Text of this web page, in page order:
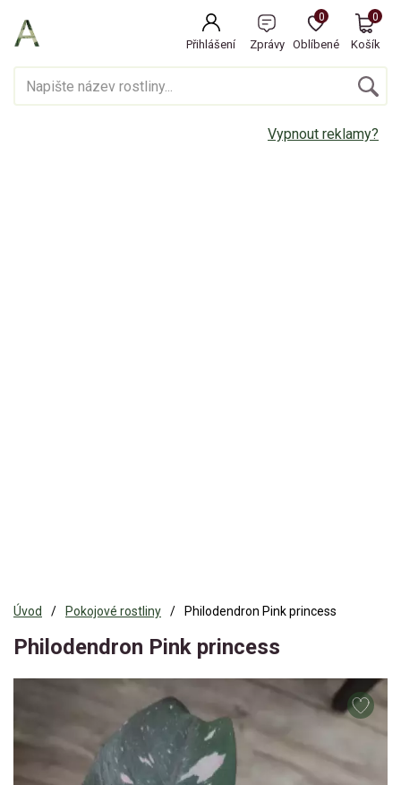
Přihlášení Zprávy Oblíbené
0
Košík
0
Vypnout reklamy?
Úvod Pokojové rostliny Philodendron Pink princess
Philodendron Pink princess